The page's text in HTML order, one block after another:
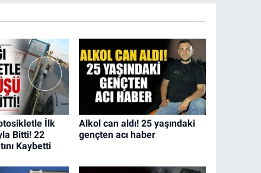
İlk
Bitti! 22
Kaybetti
Alkol can aldı! 25 yaşındaki
gençten acı haber